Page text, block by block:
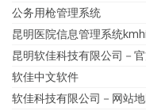
公务用枪管理系统
昆明医院信息管理系统
昆明软佳科技有限公司－
软佳中文软件
软佳科技有限公司－网站